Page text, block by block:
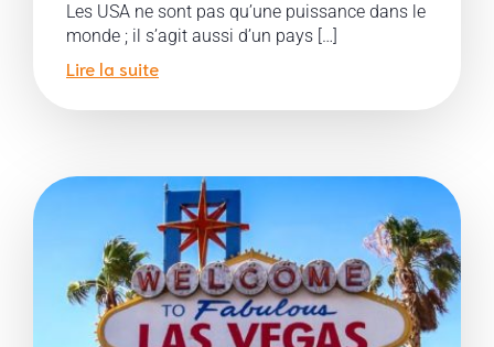
Les USA ne sont pas qu’une puissance dans le
monde ; il s’agit aussi d’un pays […]
Lire la suite